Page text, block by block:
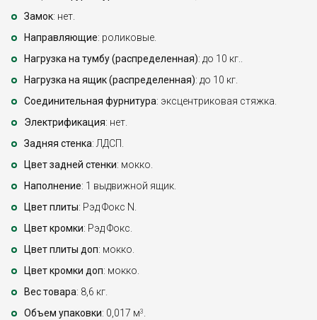
Замок: нет.
Направляющие: роликовые.
Нагрузка на тумбу (распределенная): до 10 кг..
Нагрузка на ящик (распределенная): до 10 кг.
Соединительная фурнитура: эксцентриковая стяжка.
Электрификация: нет.
Задняя стенка: ЛДСП.
Цвет задней стенки: мокко.
Наполнение: 1 выдвижной ящик.
Цвет плиты: Рэд Фокс N.
Цвет кромки: Рэд Фокс.
Цвет плиты доп: мокко.
Цвет кромки доп: мокко.
Вес товара: 8,6 кг.
Объем упаковки: 0,017 м3 .